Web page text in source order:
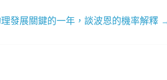
理發展關鍵的一年，談波恩的機率解釋